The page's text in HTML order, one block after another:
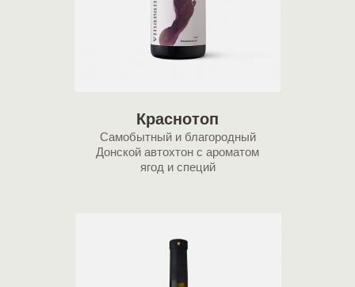
Самобытный и благородный
Донской автохтон c ароматом
ягод и специй
Краснотоп